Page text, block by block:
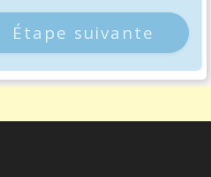
Étape suivante